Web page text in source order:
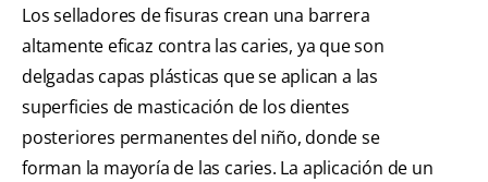
Los selladores de fisuras crean una barrera
altamente eficaz contra las caries, ya que son
delgadas capas plásticas que se aplican a las
superficies de masticación de los dientes
posteriores permanentes del niño, donde se
forman la mayoría de las caries. La aplicación de un